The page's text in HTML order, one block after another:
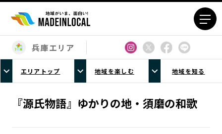
エリアから探す
北海道エリア
青森エリア
岩手エリア
宮城エリア
秋田エリア
山形エリア
福島エリア
茨城エリア
兵庫エリア
エリアトップ 地域を楽しむ 地域を知る
『源氏物語』ゆかりの地・須磨の和歌